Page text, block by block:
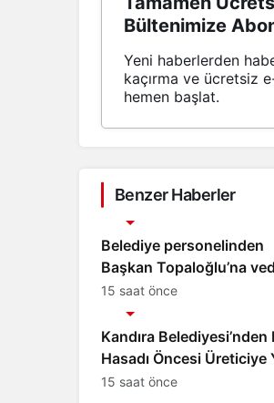
Bültenimize
Yeni haberlerden
kaçırma ve ücretsiz
hemen başlat.
Benzer Haberler
Belediye personelinden
Başkan Topaloğlu’na
ziyareti
15 saat önce
Kandıra Belediyesi’nden
Hasadı Öncesi Üreticiye
Desteği
Gündem
15 saat önce